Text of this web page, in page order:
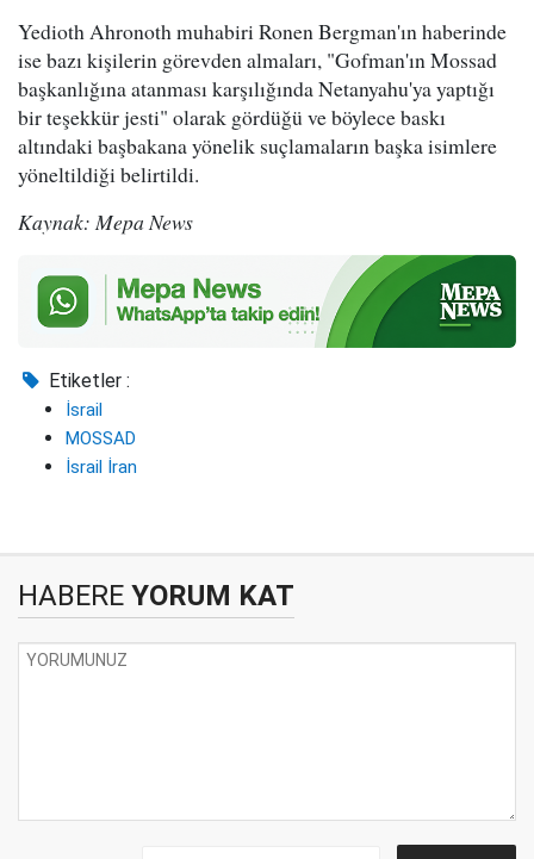
Yedioth Ahronoth muhabiri Ronen Bergman'ın haberinde
ise bazı kişilerin görevden almaları, "Gofman'ın Mossad
başkanlığına atanması karşılığında Netanyahu'ya yaptığı
bir teşekkür jesti" olarak gördüğü ve böylece baskı
altındaki başbakana yönelik suçlamaların başka isimlere
yöneltildiği belirtildi.
Kaynak: Mepa News
Etiketler :
İsrail
MOSSAD
İsrail İran
HABERE YORUM KAT